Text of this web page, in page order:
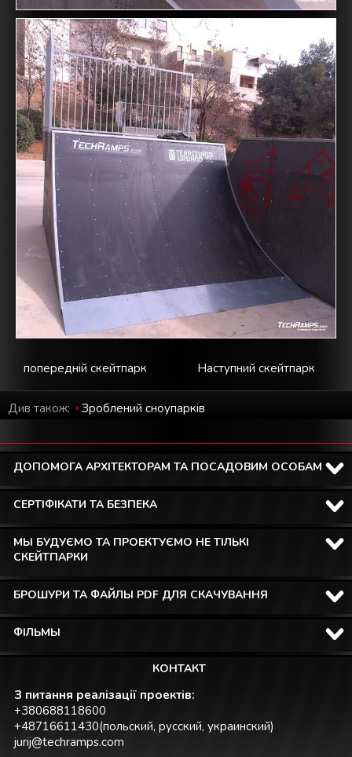
Наступний скейтпарк
попередній скейтпарк
Див також: Зроблений cноупарків
ДОПОМОГА АРХІТЕКТОРАМ ТА ПОСАДОВИМ ОСОБАМ
СЕРТІФІКАТИ ТА БЕЗПЕКА
МЫ БУДУЄМО ТА ПРОЕКТУЄМО НЕ ТІЛЬКІ
СКЕЙТПАРКИ
БРОШУРИ ТА ФАЙЛЫ PDF ДЛЯ СКАЧУВАННЯ
ФІЛЬМЫ
КОНТАКТ
З питання реалізації проектів:
+380688118600
+48716611430(польский, русский, украинский)
jurij@techramps.com